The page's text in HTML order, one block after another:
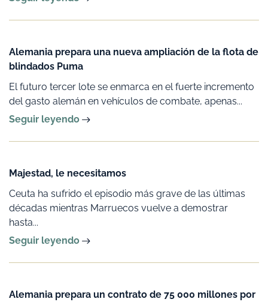
Alemania prepara una nueva ampliación de la flota de
blindados Puma
El futuro tercer lote se enmarca en el fuerte incremento
del gasto alemán en vehículos de combate, apenas...
Seguir leyendo
Majestad, le necesitamos
Ceuta ha sufrido el episodio más grave de las últimas
décadas mientras Marruecos vuelve a demostrar
hasta...
Seguir leyendo
Alemania prepara un contrato de 75 000 millones por